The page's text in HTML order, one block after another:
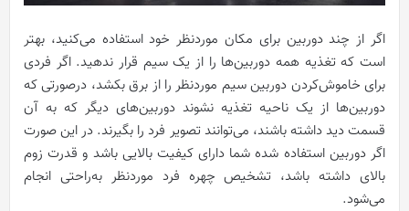
اگر از چند دوربین برای مکان موردنظر خود استفاده می‌کنید، بهتر
است که تغذیه همه دوربین‌ها را از یک سیم قرار ندهید. اگر فردی
برای خاموش‌کردن دوربین سیم موردنظر را از برق بکشد، درصورتی که
دوربین‌ها از یک ناحیه تغذیه نشوند دوربین‌های دیگر که به آن
قسمت دید داشته باشند، می‌توانند تصویر فرد را بگیرند. در این صورت
اگر دوربین استفاده شده شما دارای کیفیت بالایی باشد و قدرت زوم
بالای داشته باشد، تشخیص چهره فرد موردنظر به‌راحتی انجام
می‌شود.